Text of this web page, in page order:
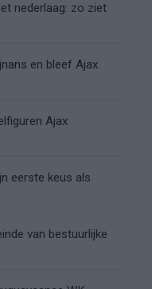
nederlaag: zo ziet
en bleef Ajax
Ajax
eerste keus als
van bestuurlijke